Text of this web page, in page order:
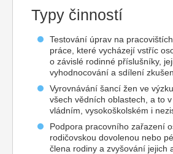
Typy činností
Testování úprav na
práce, které vycházejí vstříc
o závislé rodinné příslušníky,
vyhodnocování a sdílení
Vyrovnávání šancí žen ve
všech vědních oblastech, a to v
vládním, vysokoškolském i
Podpora pracovního zařazení
rodičovskou dovolenou nebo
člena rodiny a zvyšování jejich